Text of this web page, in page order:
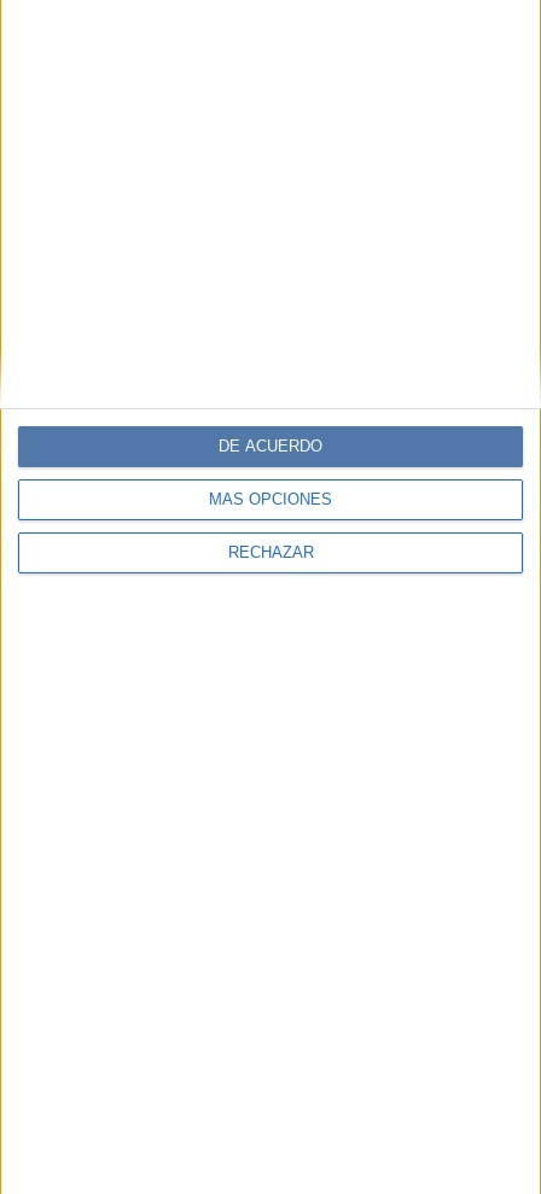
MÁS OPCIONES
RECHAZAR
DE ACUERDO